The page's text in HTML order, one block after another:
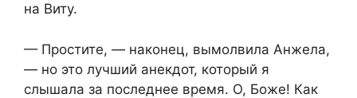
на Виту.
— Простите, — наконец, вымолвила Анжела,
— но это лучший анекдот, который я
слышала за последнее время. О, Боже! Как